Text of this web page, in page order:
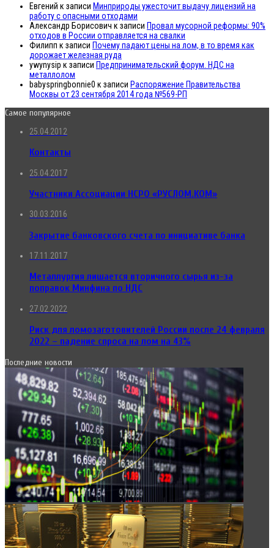
Евгений к записи Минприроды ужесточит выдачу лицензий на
работу с опасными отходами
Александр Борисович к записи Провал мусорной реформы: 90%
отходов в России отправляется на свалки
Филипп к записи Почему падают цены на лом, в то время как
дорожает железная руда
ywynysip к записи Предпринимательский форум. НДС на
металлолом
babyspringbonnie0 к записи Распоряжение Правительства
Москвы от 23 сентября 2014 года №569-РП
Самое популярное
25.04.2012
Контакты
25.04.2017
Участники Ассоциации НСРО «РУСЛОМ.КОМ»
30.03.2016
Закрытие банковского счета по инициативе банка
17.11.2017
Металлургия лишается вторичного сырья из-за
поправок Минфина по НДС
27.02.2022
Риск для ломозаготовителей России после 24 февраля
2022 – падение спроса на лом на 43%
Последние новости